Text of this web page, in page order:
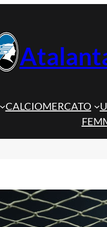
CALCIOMERCATO